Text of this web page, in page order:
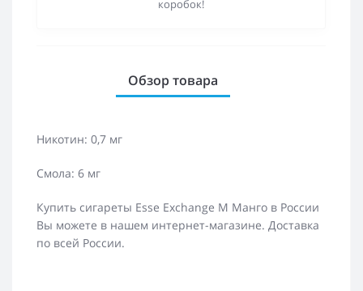
коробок!
Обзор товара
Никотин: 0,7 мг
Смола: 6 мг
Купить сигареты Esse Exchange M Манго в России
Вы можете в нашем интернет-магазине. Доставка
по всей России.